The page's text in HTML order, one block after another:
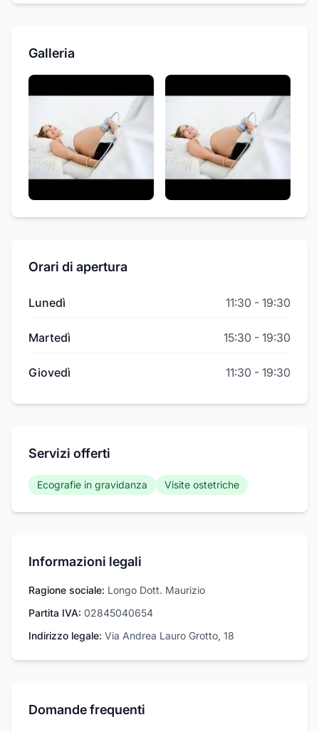
Galleria
Orari di apertura
Lunedì 11:30 - 19:30
Martedì 15:30 - 19:30
Giovedì 11:30 - 19:30
Servizi offerti
Ecografie in gravidanza Visite ostetriche
Informazioni legali
Ragione sociale: Longo Dott. Maurizio
Partita IVA: 02845040654
Indirizzo legale: Via Andrea Lauro Grotto, 18
Domande frequenti